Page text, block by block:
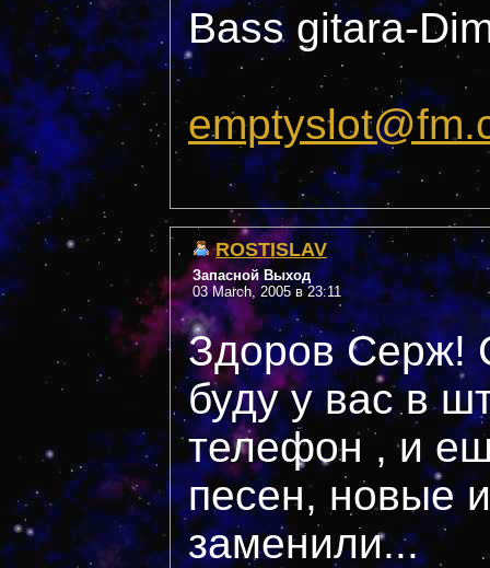
Bass gitara-
ROSTISLAV
Запасной Выход
03 March, 2005 в 23:11
Здоров Серж!
буду у вас в
телефон , и
песен, новые
заменили...